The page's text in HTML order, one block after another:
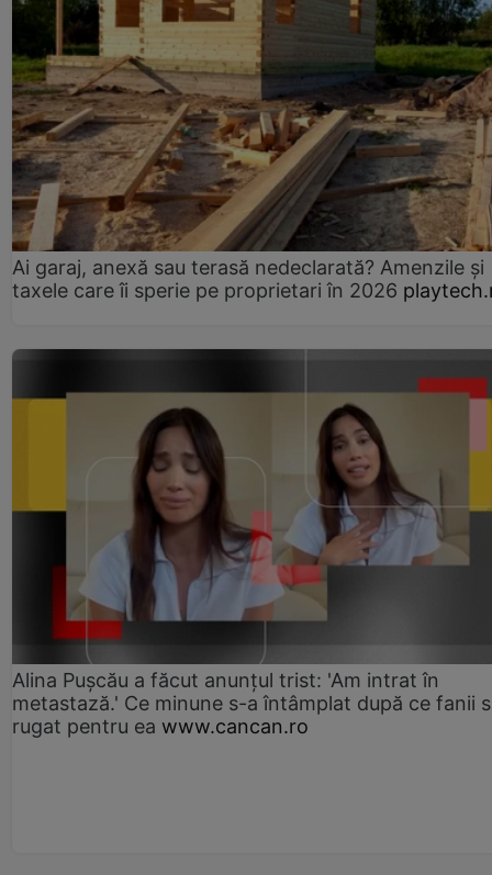
Ai garaj, anexă sau terasă nedeclarată? Amenzile și
taxele care îi sperie pe proprietari în 2026
Alina Pușcău a făcut anunțul trist: 'Am intrat în
metastază.' Ce minune s-a întâmplat după ce fanii
rugat pentru ea www.cancan.ro